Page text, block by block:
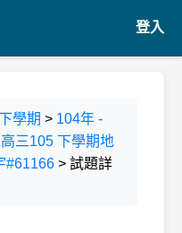
登入
學期 > 104年 -
三105 下學期地
#61166 > 試題詳